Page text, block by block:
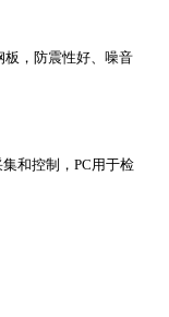
板，防震性好、噪音
和控制，PC用于检